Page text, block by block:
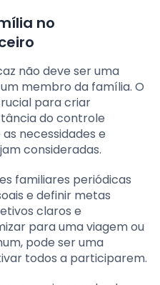
no
não deve ser uma
membro da família. O
para criar
do controle
necessidades e
consideradas.
familiares periódicas
e definir metas
claros e
para uma viagem ou
pode ser uma
todos a participarem.